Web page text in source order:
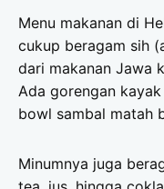
Menu makanan di
cukup beragam sih
dari makanan Jawa
Ada gorengan
bowl sambal matah
Minumnya juga